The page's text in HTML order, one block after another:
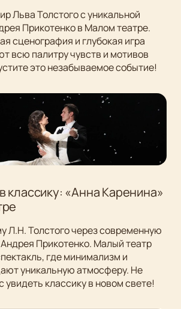
Льва Толстого с уникальной
Прикотенко в Малом театре.
сценография и глубокая игра
всю палитру чувств и мотивов
это незабываемое событие!
классику: «Анна Каренина»
Л.Н. Толстого через современную
Прикотенко. Малый театр
где минимализм и
уникальную атмосферу. Не
увидеть классику в новом свете!